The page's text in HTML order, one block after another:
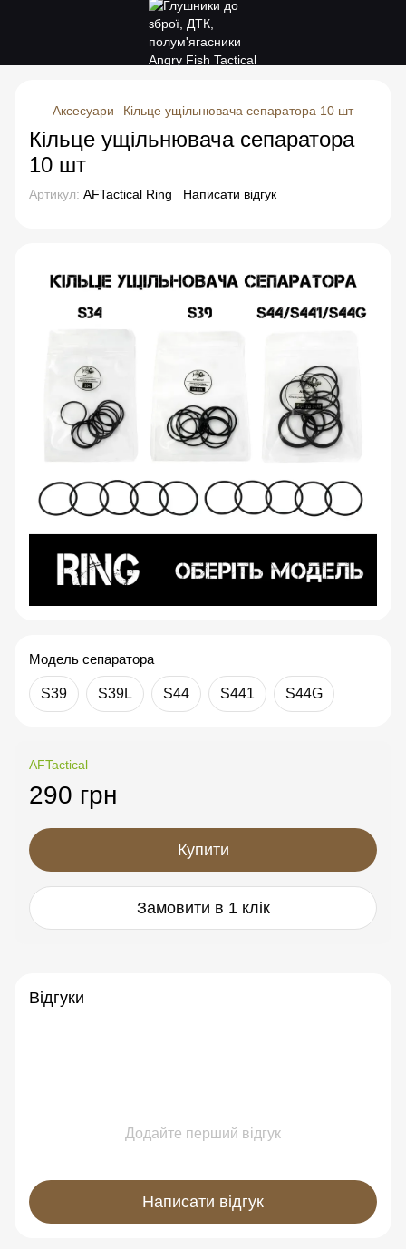
Аксесуари Кільце ущільнювача сепаратора 10 шт
Кільце ущільнювача сепаратора
10 шт
Артикул: AFTactical Ring Написати відгук
Модель сепаратора
S39 S39L S44 S441 S44G
AFTactical
290 грн
Купити
Замовити в 1 клік
Відгуки
Додайте перший відгук
Написати відгук